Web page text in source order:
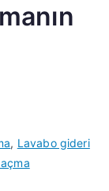
, Lavabo gideri